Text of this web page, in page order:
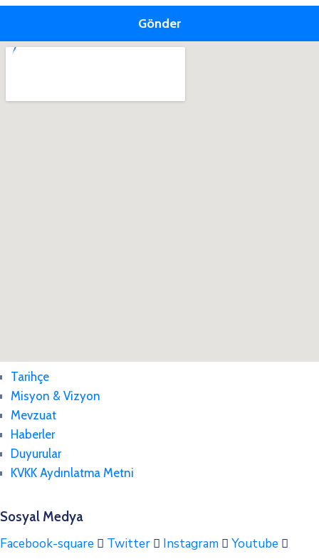
Tarihçe
Misyon & Vizyon
Mevzuat
Haberler
Duyurular
KVKK Aydınlatma Metni
Sosyal Medya
Facebook-square
Twitter Instagram Youtube